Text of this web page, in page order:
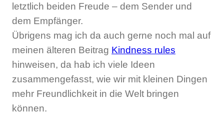
letztlich beiden Freude – dem Sender und
dem Empfänger.
Übrigens mag ich da auch gerne noch mal auf
meinen älteren Beitrag Kindness rules
hinweisen, da hab ich viele Ideen
zusammengefasst, wie wir mit kleinen Dingen
mehr Freundlichkeit in die Welt bringen
können.